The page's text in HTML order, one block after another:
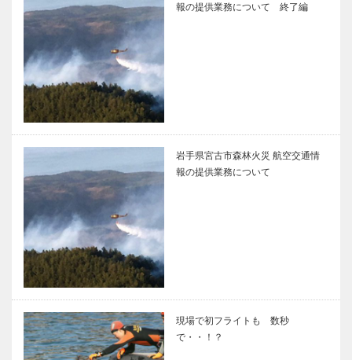
報の提供業務について 終了編
岩手県宮古市森林火災 航空交通情
報の提供業務について
現場で初フライトも 数秒
で・・！？